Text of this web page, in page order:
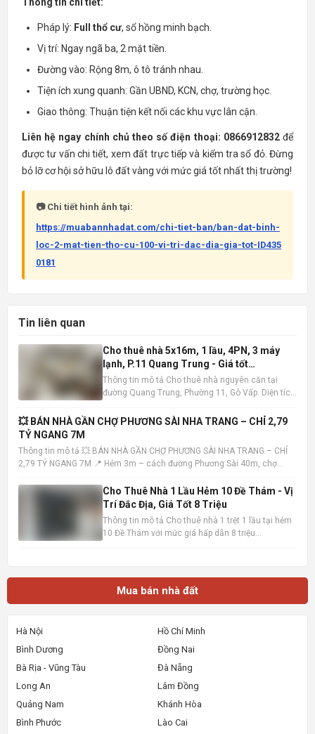
Pháp lý: Full thổ cư, sổ hồng minh bạch.
Vị trí: Ngay ngã ba, 2 mặt tiền.
Đường vào: Rộng 8m, ô tô tránh nhau.
Tiện ích xung quanh: Gần UBND, KCN, chợ, trường học.
Giao thông: Thuận tiện kết nối các khu vực lân cận.
Liên hệ ngay chính chủ theo số điện thoại: 0866912832để
được tư vấn chi tiết, xem đất trực tiếp và kiểm tra sổ đỏ. Đừng
bỏ lỡ cơ hội sở hữu lô đất vàng với mức giá tốt nhất thị trường!
📷 Chi tiết hình ảnh tại:
https://muabannhadat.com/chi-tiet-ban/ban-dat-binh-
loc-2-mat-tien-tho-cu-100-vi-tri-dac-dia-gia-tot-ID435
0181
Tin liên quan
Cho thuê nhà 5x16m, 1 lầu, 4PN, 3 máy
lạnh, P.11 Quang Trung - Giá tốt
10tr/tháng
Thông tin mô tả Cho thuê nhà nguyên căn tại
đường Quang Trung, Phường 11, Gò Vấp. Diện tích
và 3 phòng tắm. Nhà có sẵn 3 máy lạnh, tiện nghi
đầy đủ, sẵn sàng dọn vào ở ngay. Vị trí nhà đắc
💥 BÁN NHÀ GẦN CHỢ PHƯƠNG SÀI NHA TRANG – CHỈ 2,79
TỶ NGANG 7M
Thông tin mô tả 💥 BÁN NHÀ GẦN CHỢ PHƯƠNG SÀI NHA TRANG – CHỈ
2,79 TỶ NGANG 7M 📍 Hẻm 3m – cách đường Phương Sài 40m, chợ
trệt 1 lầu – hướng Tây Bắc – sổ hồng hoàn công • Trệt: khách
Cho Thuê Nhà 1 Lầu Hẻm 10 Đề Thám - Vị
Trí Đắc Địa, Giá Tốt 8 Triệu
Thông tin mô tả Cho thuê nhà 1 trệt 1 lầu tại hẻm
10 Đề Thám với mức giá hấp dẫn 8 triệu
Mua bán nhà đất
Hà Nội
Hồ Chí Minh
Bình Dương
Đồng Nai
Bà Rịa - Vũng Tàu
Đà Nẵng
Long An
Lâm Đồng
Quảng Nam
Khánh Hòa
Bình Phước
Lào Cai